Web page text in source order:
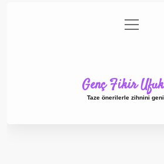
Gizlilik Politikası
menüyü
aç
Genç Fikir
Taze önerilerle zihnini